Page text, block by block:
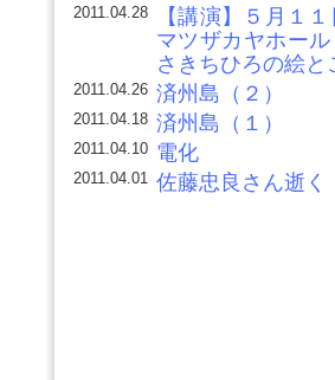
2011.04.28
【講演】５月１
マツザカヤホー
さきちひろの絵
2011.04.26 済州島（２）
2011.04.18 済州島（１）
2011.04.10 電化
2011.04.01 佐藤忠良さん逝く